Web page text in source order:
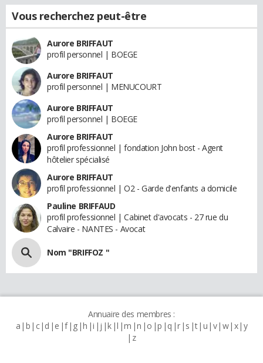
Vous recherchez peut-être
Aurore BRIFFAUT
profil personnel | BOEGE
Aurore BRIFFAUT
profil personnel | MENUCOURT
Aurore BRIFFAUT
profil personnel | BOEGE
Aurore BRIFFAUT
profil professionnel | fondation John bost - Agent
hôtelier spécialisé
Aurore BRIFFAUT
profil professionnel | O2 - Garde d'enfants a domicile
Pauline BRIFFAUD
profil professionnel | Cabinet d'avocats - 27 rue du
Calvaire - NANTES - Avocat
Nom "BRIFFOZ "
Annuaire des membres :
a b c d e f g h i j k l m n o p q r s t u v w x y
z